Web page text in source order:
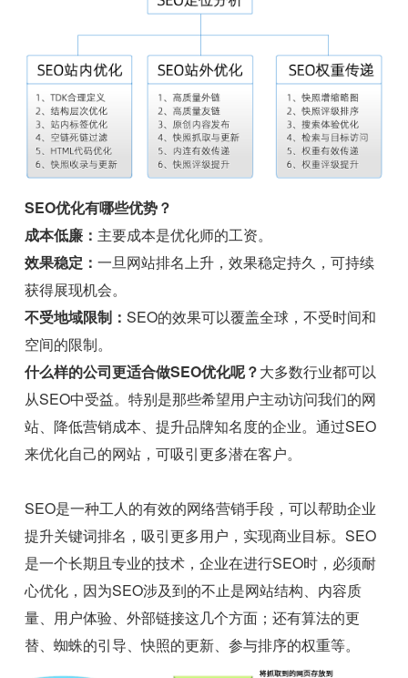
SEO优化有哪些优势？
成本低廉： 主要成本是优化师的工资。
效果稳定：一旦网站排名上升，效果稳定持久，可持续
获得展现机会。
不受地域限制：SEO的效果可以覆盖全球，不受时间和
空间的限制。
什么样的公司更适合做SEO优化呢？大多数行业都可以
从SEO中受益。特别是那些希望用户主动访问我们的网
站、降低营销成本、提升品牌知名度的企业。通过SEO
来优化自己的网站，可吸引更多潜在客户。
SEO是一种工人的有效的网络营销手段，可以帮助企业
提升关键词排名，吸引更多用户，实现商业目标。SEO
是一个长期且专业的技术，企业在进行SEO时，必须耐
心优化，因为SEO涉及到的不止是网站结构、内容质
量、用户体验、外部链接这几个方面；还有算法的更
替、蜘蛛的引导、快照的更新、参与排序的权重等。